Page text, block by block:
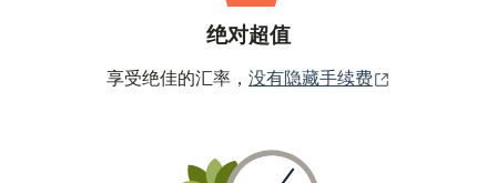
绝对超值
享受绝佳的汇率， 没有隐藏手续费